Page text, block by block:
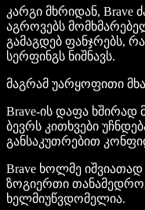
კარგი მხრიდან,
აგროვებს
გამაგდებ ფანჯრებს,
სერფინგს ნიშნავს.
მაგრამ უარყოფითი
Brave-ის დაფა ხშირად
ბევრს კითხვები
განსაკუთრებით
Brave ხოლმე
ზოგიერთი
ხელმიუწვდომელია.